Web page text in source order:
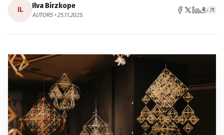
IL Ilva Birzkope
AUTORS • 25.11.2025.